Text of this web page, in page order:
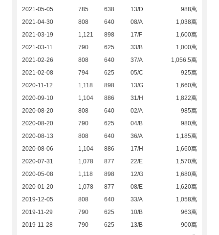
2021-05-05
785 638 13/D
988萬
2021-04-30
808 640 08/A
1,038萬
2021-03-19
1,121 898 17/F
1,600萬
2021-03-11
790 625 33/B
1,000萬
2021-02-26
808 640 37/A
1,056.5萬
2021-02-08
794 625 05/C
925萬
2020-11-12
1,118 898 13/G
1,660萬
2020-09-10
1,104 886 31/H
1,822萬
2020-08-20
808 640 02/A
985萬
2020-08-20
790 625 04/B
980萬
2020-08-13
808 640 36/A
1,185萬
2020-08-06
1,104 886 17/H
1,660萬
2020-07-31
1,078 877 22/E
1,570萬
2020-05-08
1,118 898 12/G
1,680萬
2020-01-20
1,078 877 08/E
1,620萬
2019-12-05
808 640 33/A
1,058萬
2019-11-29
790 625 10/B
963萬
2019-11-28
790 625 13/B
900萬